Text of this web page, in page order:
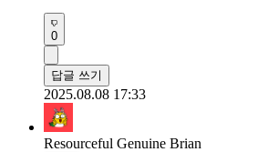
0
답글 쓰기
2025.08.08 17:33
Resourceful Genuine Brian